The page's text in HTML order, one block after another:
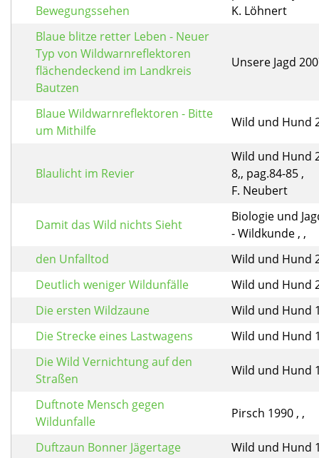
Bewegungssehen
K. Löhnert
Blaue blitze retter Leben - Neuer
Typ von Wildwarnreflektoren
flächendeckend im Landkreis
Bautzen
Unsere Jagd
Blaue Wildwarnreflektoren - Bitte
um Mithilfe
Wild und Hund
Blaulicht im Revier
Wild und Hund
8,, pag.84-85 ,
F. Neubert
Damit das Wild nichts Sieht
Biologie und
- Wildkunde , ,
den Unfalltod
Wild und Hund
Deutlich weniger Wildunfälle
Wild und Hund
Die ersten Wildzaune
Wild und Hund
Die Strecke eines Lastwagens
Wild und Hund
Die Wild Vernichtung auf den
Straßen
Wild und Hund
Duftnote Mensch gegen
Wildunfalle
Pirsch 1990 , ,
Duftzaun Bonner Jägertage
Wild und Hund